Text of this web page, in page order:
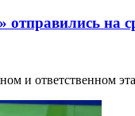
отправились на
и ответственном